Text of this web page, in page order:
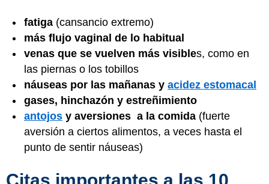
fatiga (cansancio extremo)
más flujo vaginal de lo habitual
venas que se vuelven más visibles, como en
las piernas o los tobillos
náuseas por las mañanas y acidez estomacal
gases, hinchazón y estreñimiento
antojos y aversiones a la comida (fuerte
aversión a ciertos alimentos, a veces hasta el
punto de sentir náuseas)
Citas importantes a las 10